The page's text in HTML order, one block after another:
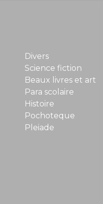
Divers
Science fiction
Beaux livres et art
Para scolaire
Histoire
Pochoteque
Pleiade